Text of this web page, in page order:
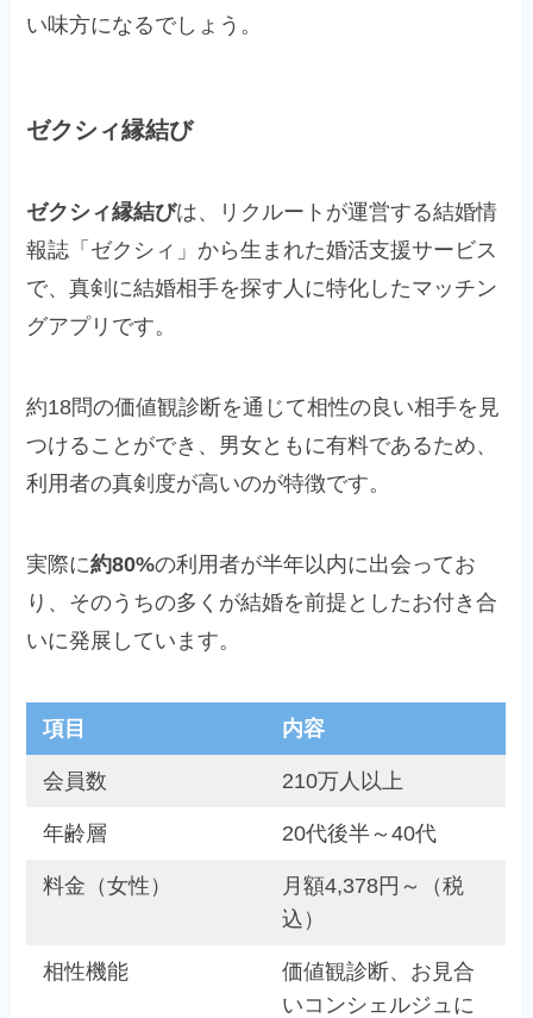
い味方になるでしょう。
ゼクシィ縁結び
ゼクシィ縁結びは、リクルートが運営する結婚情
報誌「ゼクシィ」から生まれた婚活支援サービス
で、真剣に結婚相手を探す人に特化したマッチン
グアプリです。
約18問の価値観診断を通じて相性の良い相手を見
つけることができ、男女ともに有料であるため、
利用者の真剣度が高いのが特徴です。
実際に約80%の利用者が半年以内に出会ってお
り、そのうちの多くが結婚を前提としたお付き合
いに発展しています。
項目 内容
会員数 210万人以上
年齢層 20代後半～40代
料金（女性）
月額4,378円～（税
込）
相性機能
価値観診断、お見合
いコンシェルジュに